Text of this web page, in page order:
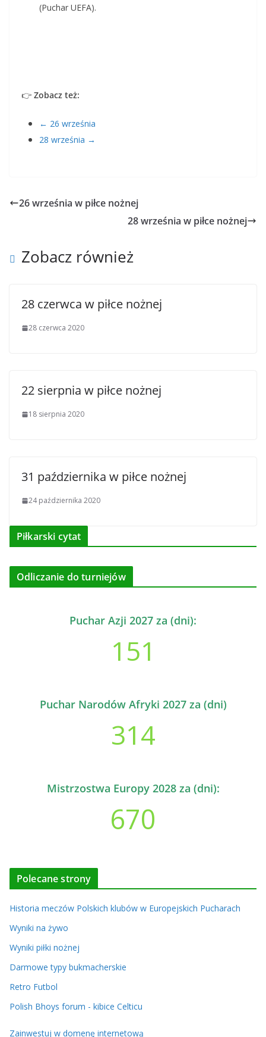
(Puchar UEFA).
👉 Zobacz też:
← 26 września
28 września →
26 września w piłce nożnej
28 września w piłce nożnej
Zobacz również
28 czerwca w piłce nożnej
28 czerwca 2020
22 sierpnia w piłce nożnej
18 sierpnia 2020
31 października w piłce nożnej
24 października 2020
Piłkarski cytat
Odliczanie do turniejów
Puchar Azji 2027 za (dni):
151
Puchar Narodów Afryki 2027 za (dni)
314
Mistrzostwa Europy 2028 za (dni):
670
Polecane strony
Historia meczów Polskich klubów w Europejskich Pucharach
Wyniki na żywo
Wyniki piłki nożnej
Darmowe typy bukmacherskie
Retro Futbol
Polish Bhoys forum - kibice Celticu
Zainwestuj w domenę internetową